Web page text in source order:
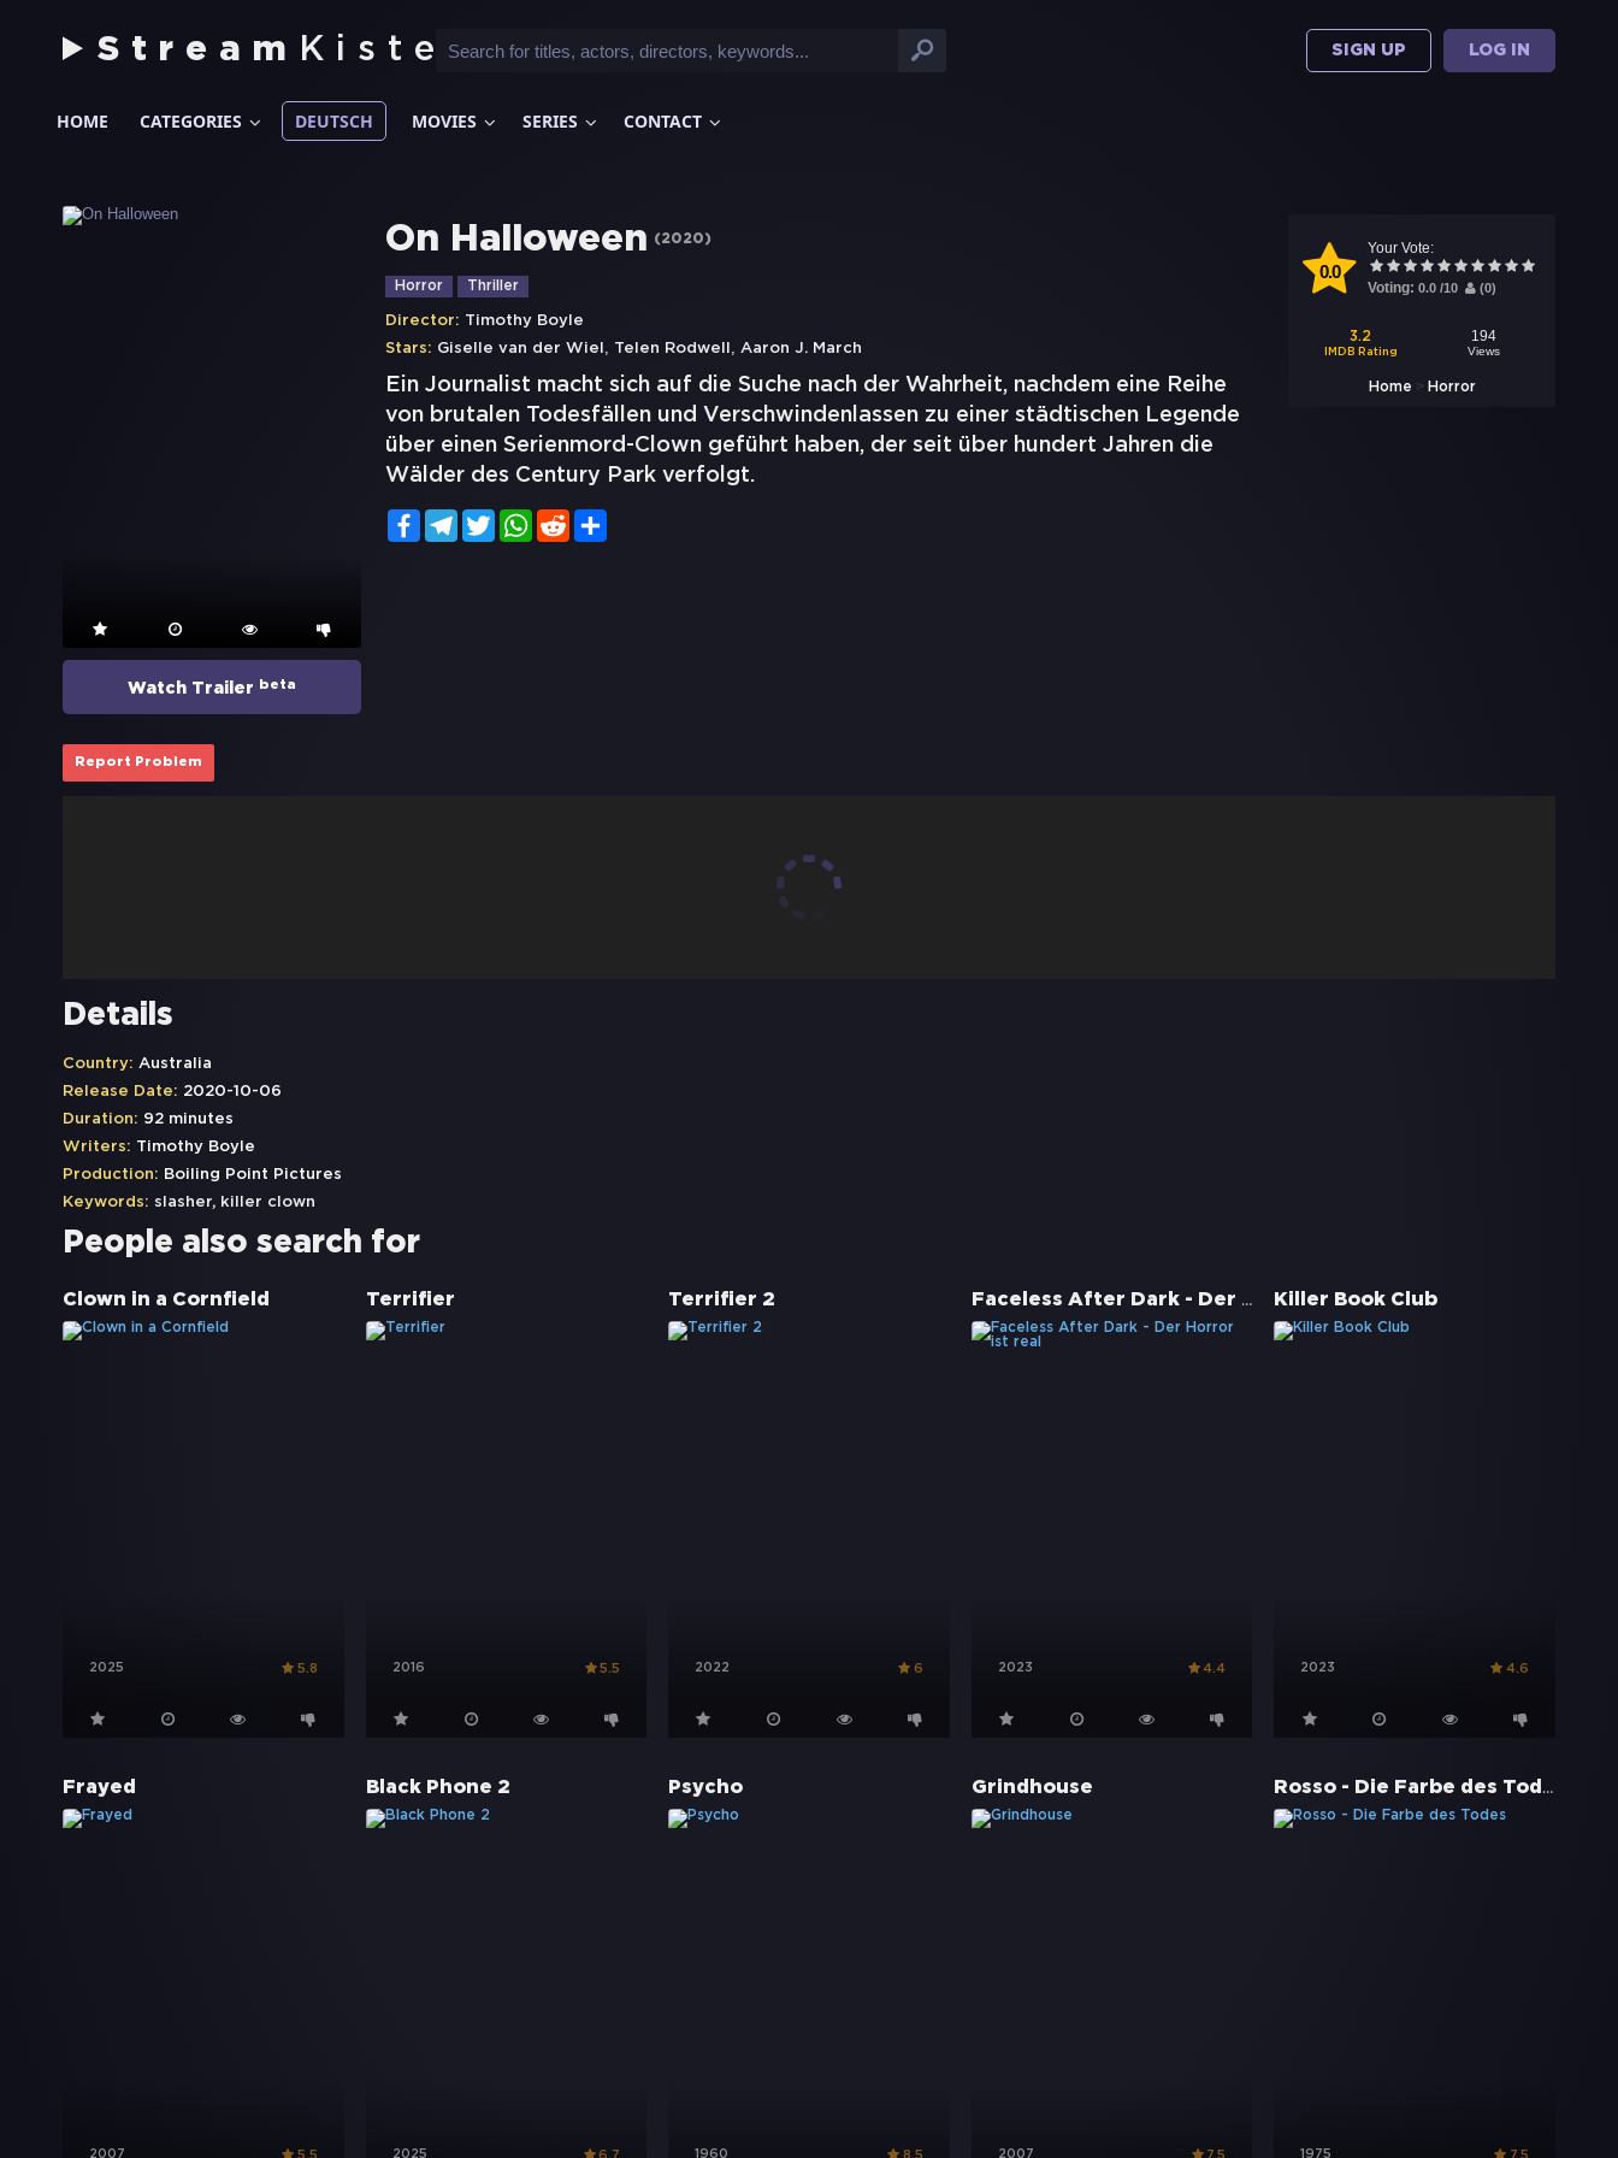
Stream Kiste SIGN UP LOG IN
HOME CATEGORIES DEUTSCH MOVIES SERIES CONTACT
Watch Trailer beta
0.0
Your Vote:
Voting: 0.0 /10 (0)
3.2
IMDB Rating
194
Views
Home > Horror
On Halloween (2020)
Horror Thriller
Director: Timothy Boyle
Stars: Giselle van der Wiel , Telen Rodwell , Aaron J. March
Ein Journalist macht sich auf die Suche nach der Wahrheit, nachdem eine Reihe
von brutalen Todesfällen und Verschwindenlassen zu einer städtischen Legende
über einen Serienmord-Clown geführt haben, der seit über hundert Jahren die
Wälder des Century Park verfolgt.
FacebookTelegramTwitterWhatsApp
Reddit
Report Problem
Details
Country: Australia
Release Date: 2020-10-06
Duration: 92 minutes
Writers: Timothy Boyle
Production: Boiling Point Pictures
Keywords: slasher, killer clown
People also search for
Clown in a Cornfield
2025 5.8
Terrifier
2016 5.5
Terrifier 2
2022 6
Faceless After Dark - Der Horror ist real
2023 4.4
Killer Book Club
2023 4.6
Frayed
2007
Black Phone 2
2025
Psycho
1960
Grindhouse
2007
Rosso - Die Farbe des Todes
1975